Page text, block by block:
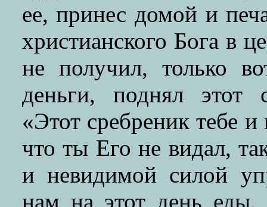
ее, принес домой и
христианского Бога в
не получил, только
деньги, поднял этот
«Этот сребреник тебе
что ты Его не видал,
и невидимой силой
нам на этот день еды,